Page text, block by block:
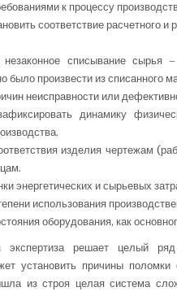
к процессу
соответствие расчетного
списывание сырья
было произвести из списанного
неисправности или
динамику
изделия чертежам
энергетических и сырьевых
использования
оборудования, как
экспертиза решает целый
установить причины
из строя целая система